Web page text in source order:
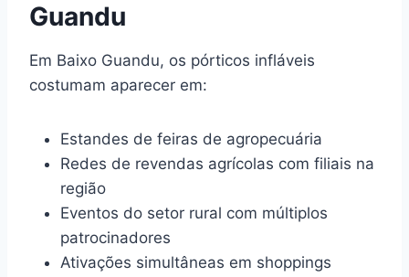
Guandu
Em Baixo Guandu, os pórticos infláveis
costumam aparecer em:
Estandes de feiras de agropecuária
Redes de revendas agrícolas com filiais na
região
Eventos do setor rural com múltiplos
patrocinadores
Ativações simultâneas em shoppings